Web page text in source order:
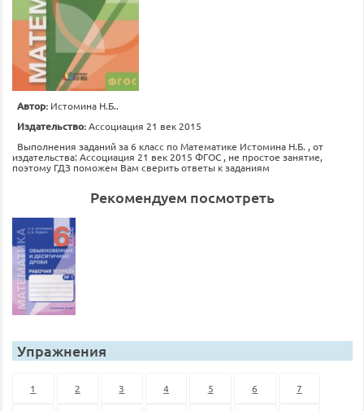
Автор: Истомина Н.Б..
Издательство:Ассоциация 21 век 2015
Выполнения заданий за 6 класс по Математике Истомина Н.Б. , от
издательства: Ассоциация 21 век 2015 ФГОС , не простое занятие,
поэтому ГДЗ поможем Вам сверить ответы к заданиям
Рекомендуем посмотреть
Упражнения
1 2 3 4 5 6 7